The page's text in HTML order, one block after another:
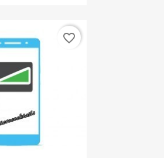
favorite_border